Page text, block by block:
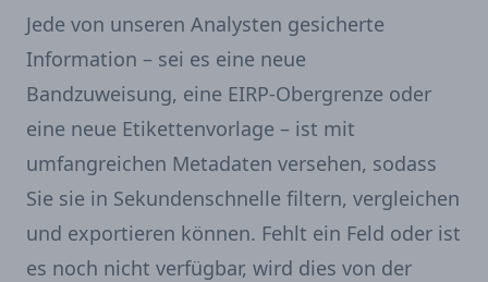
Jede von unseren Analysten gesicherte
Information – sei es eine neue
Bandzuweisung, eine EIRP-Obergrenze oder
eine neue Etikettenvorlage – ist mit
umfangreichen Metadaten versehen, sodass
Sie sie in Sekundenschnelle filtern, vergleichen
und exportieren können. Fehlt ein Feld oder ist
es noch nicht verfügbar, wird dies von der